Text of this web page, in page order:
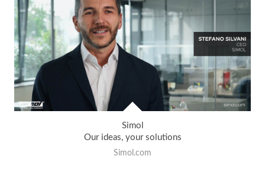
Simol
Our ideas, your solutions
Simol.com